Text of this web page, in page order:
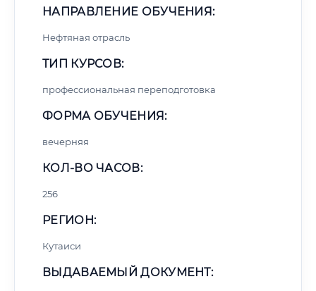
НАПРАВЛЕНИЕ ОБУЧЕНИЯ:
Нефтяная отрасль
ТИП КУРСОВ:
профессиональная переподготовка
ФОРМА ОБУЧЕНИЯ:
вечерняя
КОЛ-ВО ЧАСОВ:
256
РЕГИОН:
Кутаиси
ВЫДАВАЕМЫЙ ДОКУМЕНТ: